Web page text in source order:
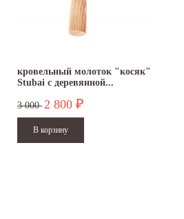
кровельный молоток "косяк"
Stubai с деревянной...
3 000 2 800 ₽